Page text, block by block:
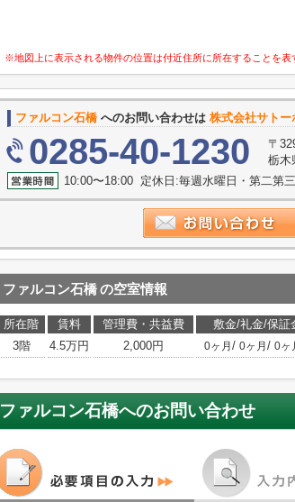
※地図上に表示される物件の位置は付近住所に所在することを
ファルコン石橋 へのお問い合わせは 株式会社サト
0285-40-1230
〒
栃木
10:00〜18:00 定休日:毎週水曜日・第二第
ファルコン石橋の空室情報
所在階 賃料 管理費・共益費 敷金/礼金/保証
3階
4.5万円 2,000円 0ヶ月 / 0ヶ月 / 0ヶ
ファルコン石橋へのお問い合わせ